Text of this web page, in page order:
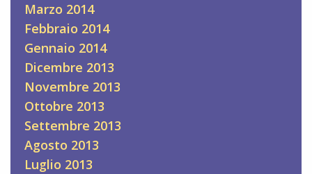
Marzo 2014
Febbraio 2014
Gennaio 2014
Dicembre 2013
Novembre 2013
Ottobre 2013
Settembre 2013
Agosto 2013
Luglio 2013